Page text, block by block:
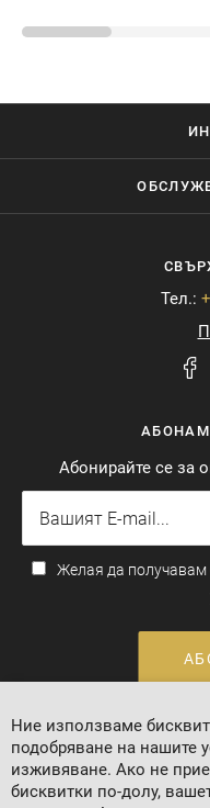
Тел.:
Абонирайте се за
Желая да получавам
Валутен
Ние използваме
подобряване на нашите
изживяване. Ако не
бисквитки по-долу,